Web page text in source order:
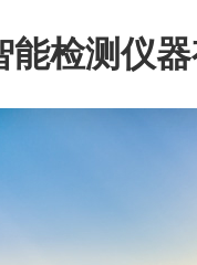
能检测仪